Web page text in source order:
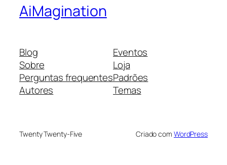
AiMagination
Blog
Sobre
Perguntas frequentes
Autores
Eventos
Loja
Padrões
Temas
Twenty Twenty-Five Criado com WordPress